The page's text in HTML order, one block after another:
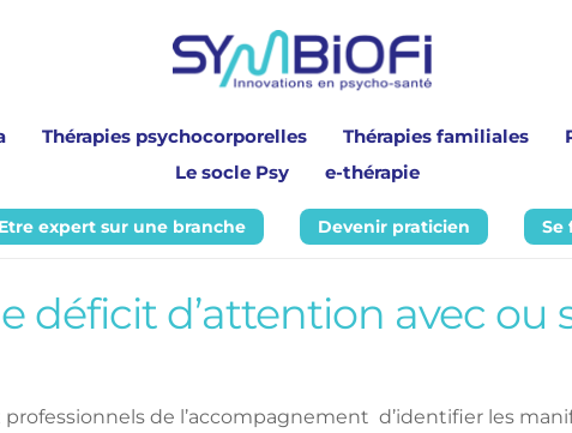
Thérapies psychocorporelles Thérapies familiales
Le socle Psy
e-thérapie
Etre expert sur une branche Devenir praticien Se
déficit d’attention avec ou
professionnels de l’accompagnement d’identifier les